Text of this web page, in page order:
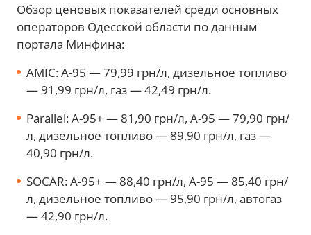
Обзор ценовых показателей среди основных
операторов Одесской области по данным
портала Минфина:
AMIC: А-95 — 79,99 грн/л, дизельное топливо
— 91,99 грн/л, газ — 42,49 грн/л.
Parallel: А-95+ — 81,90 грн/л, А-95 — 79,90 грн/
л, дизельное топливо — 89,90 грн/л, газ —
40,90 грн/л.
SOCAR: А-95+ — 88,40 грн/л, А-95 — 85,40 грн/
л, дизельное топливо — 95,90 грн/л, автогаз
— 42,90 грн/л.